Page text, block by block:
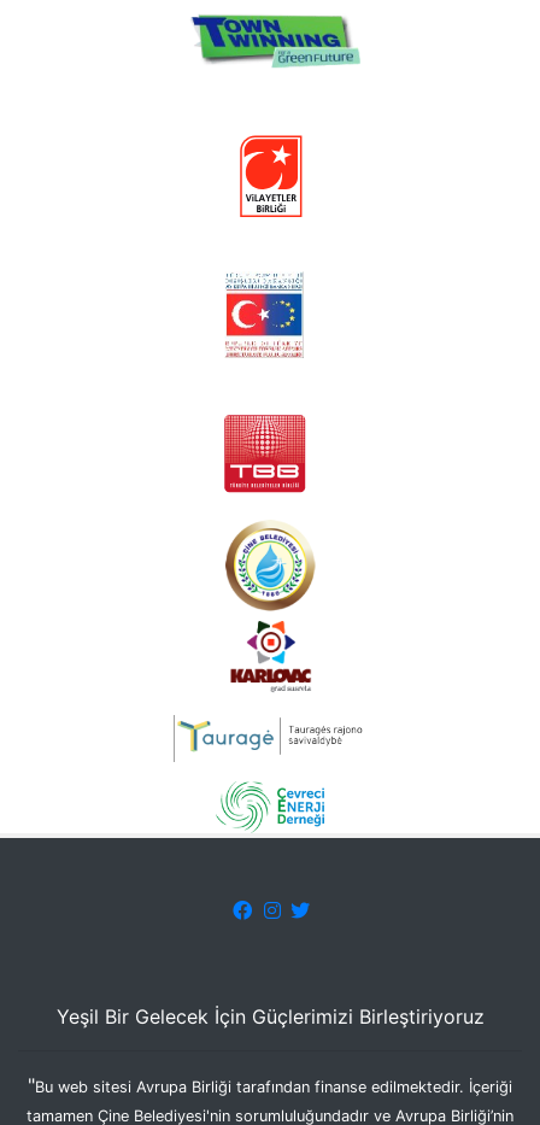
Yeşil Bir Gelecek İçin Güçlerimizi Birleştiriyoruz
"Bu web sitesi Avrupa Birliği tarafından finanse edilmektedir. İçeriği
tamamen Çine Belediyesi'nin sorumluluğundadır ve Avrupa Birliği’nin